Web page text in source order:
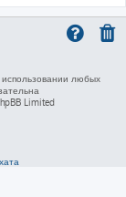
любых
Limited